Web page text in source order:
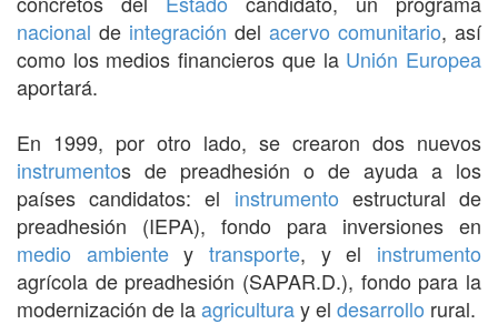
nacional de integración del acervo comunitario, así
como los medios financieros que la Unión Europea
aportará.
En 1999, por otro lado, se crearon dos nuevos
instrumentos de preadhesión o de ayuda a los
países candidatos: el instrumento estructural de
preadhesión (IEPA), fondo para inversiones en
medio ambienteytransporte, y el instrumento
agrícola de preadhesión (SAPAR.D.), fondo para la
modernización de laagriculturay el desarrollo rural.